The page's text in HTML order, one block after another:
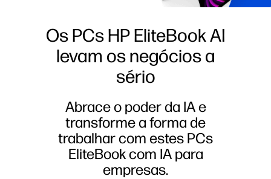
Os PCs HP EliteBook AI
levam os negócios a
sério
Abrace o poder da IA e
transforme a forma de
trabalhar com estes PCs
EliteBook com IA para
empresas.